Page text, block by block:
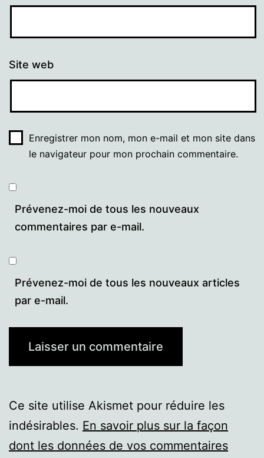
Site web
Enregistrer mon nom, mon e-mail et mon site dans
le navigateur pour mon prochain commentaire.
Prévenez-moi de tous les nouveaux
commentaires par e-mail.
Prévenez-moi de tous les nouveaux articles
par e-mail.
Ce site utilise Akismet pour réduire les
indésirables. En savoir plus sur la façon
dont les données de vos commentaires